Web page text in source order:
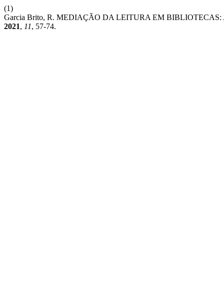
(1)
Garcia Brito, R. MEDIAÇÃO DA LEITURA EM
2021, 11, 57-74.